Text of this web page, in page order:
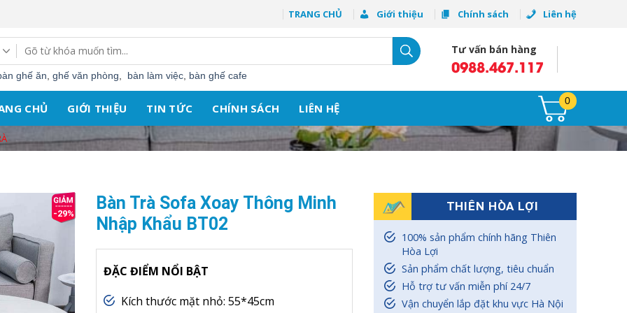
TRANG CHỦ Giới thiệu Chính sách Liên hệ
kiếm:
ghế ăn ghế văn phòng bàn làm việc bàn ghế cafe
Tư vấn bán hàng
0988.467.117
CHỦ GIỚI THIỆU TIN TỨC CHÍNH SÁCH LIÊN HỆ
0
-29%
Bàn Trà Sofa Xoay Thông Minh
Nhập Khẩu BT02
ĐẶC ĐIỂM NỔI BẬT
Kích thước mặt nhỏ: 55*45cm
THIÊN HÒA LỢI
100% sản phẩm chính hãng Thiên
Hòa Lợi
Sản phẩm chất lượng, tiêu chuẩn
Hỗ trợ tư vấn miễn phí 24/7
Vận chuyển lắp đặt khu vực Hà Nội